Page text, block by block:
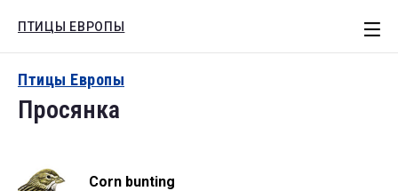
ПТИЦЫ ЕВРОПЫ
Птицы Европы
Просянка
Corn bunting